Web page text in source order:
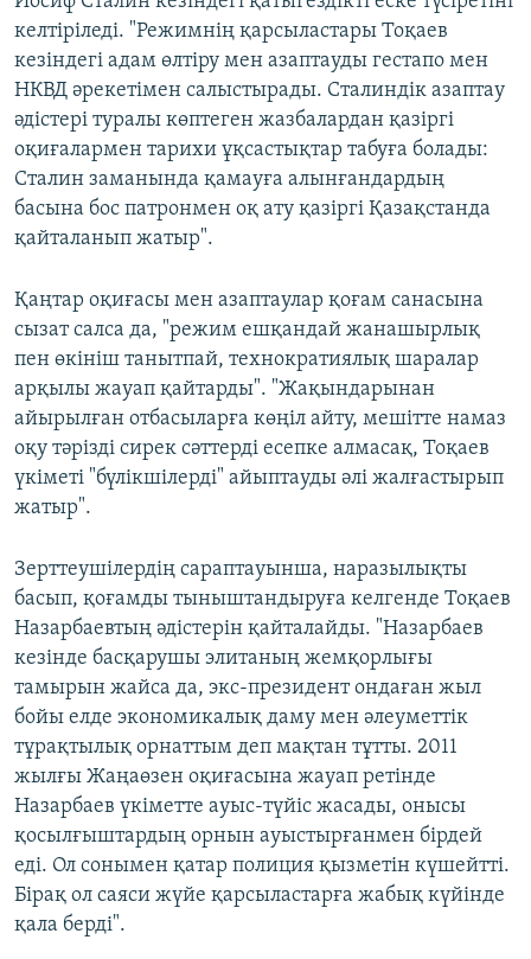
720p 1080p
1080p
келтіріледі. "Режимнің қарсыластары Тоқаев
кезіндегі адам өлтіру мен азаптауды гестапо мен
НКВД әрекетімен салыстырады. Сталиндік азаптау
әдістері туралы көптеген жазбалардан қазіргі
оқиғалармен тарихи ұқсастықтар табуға болады:
Сталин заманында қамауға алынғандардың
басына бос патронмен оқ ату қазіргі Қазақстанда
қайталанып жатыр".
Қаңтар оқиғасы мен азаптаулар қоғам санасына
сызат салса да, "режим ешқандай жанашырлық
пен өкініш танытпай, технократиялық шаралар
арқылы жауап қайтарды". "Жақындарынан
айырылған отбасыларға көңіл айту, мешітте намаз
оқу тәрізді сирек сәттерді есепке алмасақ, Тоқаев
үкіметі "бүлікшілерді" айыптауды әлі жалғастырып
жатыр".
Зерттеушілердің сараптауынша, наразылықты
басып, қоғамды тыныштандыруға келгенде Тоқаев
Назарбаевтың әдістерін қайталайды. "Назарбаев
кезінде басқарушы элитаның жемқорлығы
тамырын жайса да, экс-президент ондаған жыл
бойы елде экономикалық даму мен әлеуметтік
тұрақтылық орнаттым деп мақтан тұтты. 2011
жылғы Жаңаөзен оқиғасына жауап ретінде
Назарбаев үкіметте ауыс-түйіс жасады, онысы
қосылғыштардың орнын ауыстырғанмен бірдей
еді. Ол сонымен қатар полиция қызметін күшейтті.
Бірақ ол саяси жүйе қарсыластарға жабық күйінде
қала берді".